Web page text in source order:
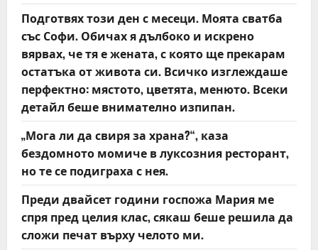
t
i
o
n
Подготвях този ден с месеци. Моята сватба
със Софи. Обичах я дълбоко и искрено
вярвах, че тя е жената, с която ще прекарам
остатъка от живота си. Всичко изглеждаше
перфектно: мястото, цветята, менюто. Всеки
детайл беше внимателно изпипан.
„Мога ли да свиря за храна?“, каза
бездомното момиче в луксозния ресторант,
но те се подиграха с нея.
Преди двайсет години госпожа Мария ме
спря пред целия клас, сякаш беше решила да
сложи печат върху челото ми.